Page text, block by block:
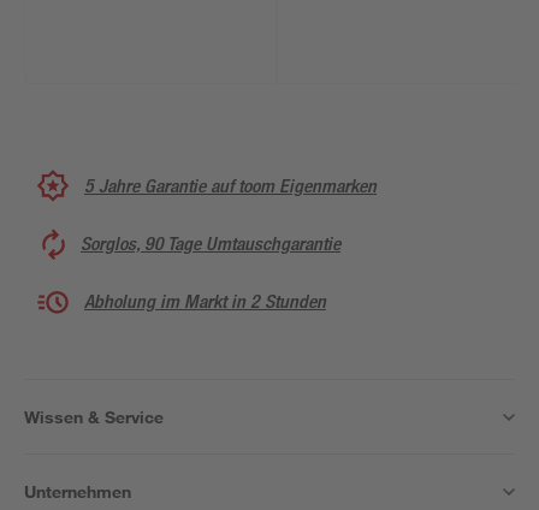
5 Jahre Garantie auf toom Eigenmarken
Sorglos, 90 Tage Umtauschgarantie
Abholung im Markt in 2 Stunden
Wissen & Service
Unternehmen